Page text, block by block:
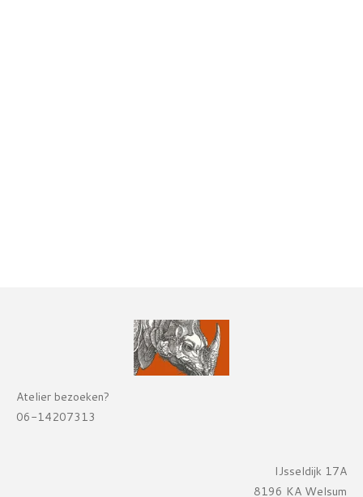
Atelier bezoeken?
06-14207313
IJsseldijk 17A
8196 KA Welsum